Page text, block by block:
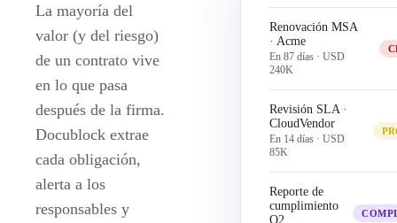
La mayoría del
valor (y del riesgo)
de un contrato vive
en lo que pasa
después de la firma.
Docublock extrae
cada obligación,
alerta a los
responsables y
Renovación MSA
· Acme
En 87 días ·USD
240K
Revisión SLA ·
CloudVendor
En 14 días ·USD
85K
Reporte de
cumplimiento
Q2